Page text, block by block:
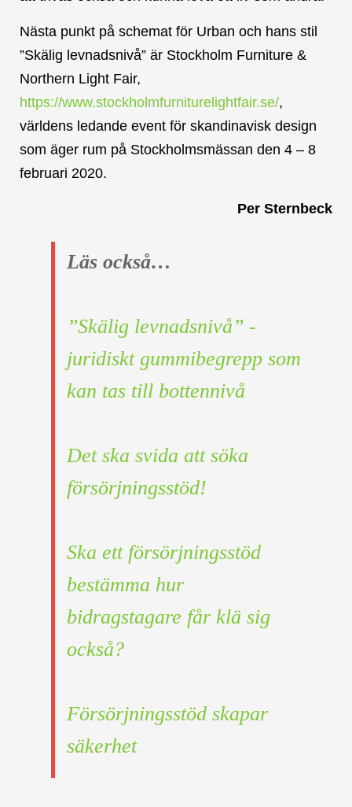
Nästa punkt på schemat för Urban och hans stil
”Skälig levnadsnivå” är Stockholm Furniture &
Northern Light Fair,
https://www.stockholmfurniturelightfair.se/,
världens ledande event för skandinavisk design
som äger rum på Stockholmsmässan den 4 – 8
februari 2020.
Per Sternbeck
Läs också…
”Skälig levnadsnivå” -
juridiskt gummibegrepp som
kan tas till bottennivå
Det ska svida att söka
försörjningsstöd!
Ska ett försörjningsstöd
bestämma hur
bidragstagare får klä sig
också?
Försörjningsstöd skapar
säkerhet